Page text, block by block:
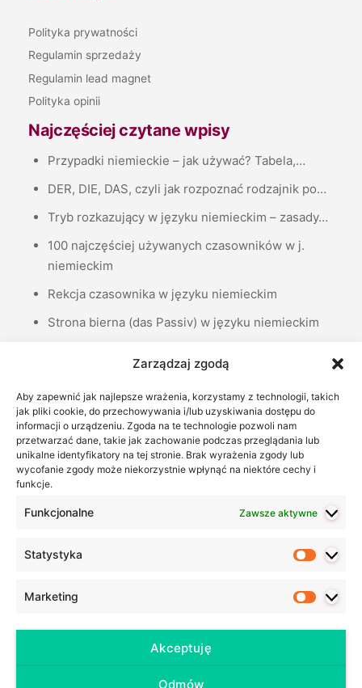
Zarządzaj zgodą
Aby zapewnić jak najlepsze wrażenia, korzystamy z technologii, takich
jak pliki cookie, do przechowywania i/lub uzyskiwania dostępu do
informacji o urządzeniu. Zgoda na te technologie pozwoli nam
przetwarzać dane, takie jak zachowanie podczas przeglądania lub
unikalne identyfikatory na tej stronie. Brak wyrażenia zgody lub
wycofanie zgody może niekorzystnie wpłynąć na niektóre cechy i
funkcje.
Funkcjonalne Zawsze aktywne
Statystyka
Marketing
Akceptuję
Odmów
Polityka prywatności
Regulamin sprzedaży
Regulamin lead magnet
Polityka opinii
Najczęściej czytane wpisy
Przypadki niemieckie – jak używać? Tabela,…
DER, DIE, DAS, czyli jak rozpoznać rodzajnik po…
Tryb rozkazujący w języku niemieckim – zasady…
100 najczęściej używanych czasowników w j.
niemieckim
Rekcja czasownika w języku niemieckim
Strona bierna (das Passiv) w języku niemieckim
Życzenia noworoczne po niemiecku – 37
propozycji
Codzienny niemiecki – podsumowanie akcji
Ostatnie wpisy
Co pomaga w nauce języka niemieckiego (i nie tylko)?
50 podstawowych przymiotników w języku niemieckim –
Futur I, czyli czas przyszły w języku niemieckim